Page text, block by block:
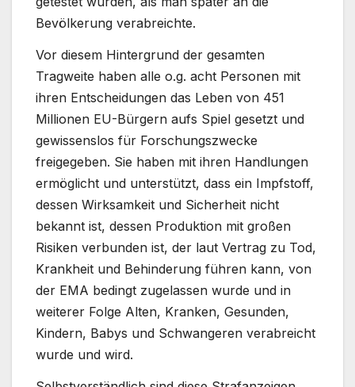
Bevölkerung verabreichte.
Vor diesem Hintergrund der gesamten
Tragweite haben alle o.g. acht Personen mit
ihren Entscheidungen das Leben von 451
Millionen EU-Bürgern aufs Spiel gesetzt und
gewissenslos für Forschungszwecke
freigegeben. Sie haben mit ihren Handlungen
ermöglicht und unterstützt, dass ein Impfstoff,
dessen Wirksamkeit und Sicherheit nicht
bekannt ist, dessen Produktion mit großen
Risiken verbunden ist, der laut Vertrag zu Tod,
Krankheit und Behinderung führen kann, von
der EMA bedingt zugelassen wurde und in
weiterer Folge Alten, Kranken, Gesunden,
Kindern, Babys und Schwangeren verabreicht
wurde und wird.